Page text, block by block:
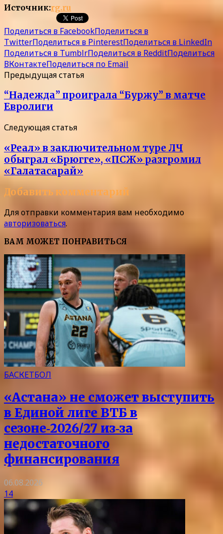
Источник:rg.ru
Поделиться в FacebookПоделиться в
TwitterПоделиться в PinterestПоделиться в LinkedIn
Поделиться в TumblrПоделиться в RedditПоделиться
ВКонтактеПоделиться по Email
Предыдущая статья
“Надежда” проиграла “Буржу” в матче
Евролиги
Следующая статья
«Реал» в заключительном туре ЛЧ
обыграл «Брюгге», «ПСЖ» разгромил
«Галатасарай»
Добавить комментарий
Для отправки комментария вам необходимо
авторизоваться.
ВАМ МОЖЕТ ПОНРАВИТЬСЯ
БАСКЕТБОЛ
«Астана» не сможет выступить
в Единой лиге ВТБ в
сезоне‑2026/27 из‑за
недостаточного
финансирования
06.08.2026
14